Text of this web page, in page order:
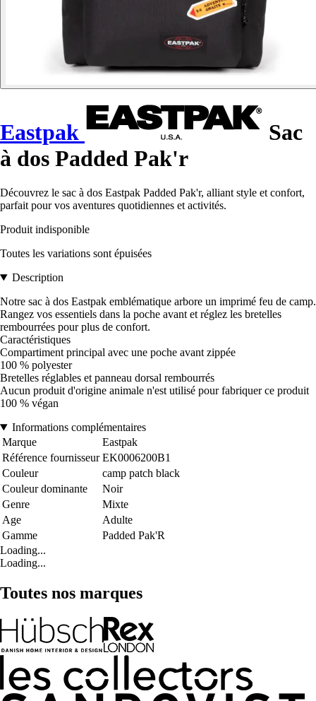
Eastpak
Sac
à dos Padded Pak'r
Découvrez le sac à dos Eastpak Padded Pak'r, alliant style et confort,
parfait pour vos aventures quotidiennes et activités.
Produit indisponible
Toutes les variations sont épuisées
Description
Notre sac à dos Eastpak emblématique arbore un imprimé feu de camp.
Rangez vos essentiels dans la poche avant et réglez les bretelles
rembourrées pour plus de confort.
Caractéristiques
Compartiment principal avec une poche avant zippée
100 % polyester
Bretelles réglables et panneau dorsal rembourrés
Aucun produit d'origine animale n'est utilisé pour fabriquer ce produit
100 % végan
Informations complémentaires
Marque
Eastpak
Référence fournisseur EK0006200B1
Couleur
camp patch black
Couleur dominante
Noir
Genre
Mixte
Age
Adulte
Gamme
Padded Pak'R
Loading...
Loading...
Toutes nos marques